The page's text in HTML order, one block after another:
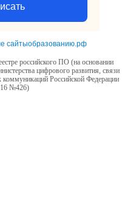
сайтыобразованию.рф
российского ПО (на основании
цифрового развития, связи
коммуникаций Российской Федерации
№426)